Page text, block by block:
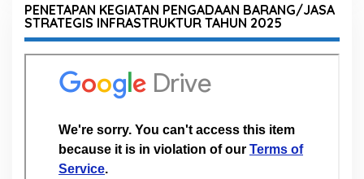
PENETAPAN KEGIATAN PENGADAAN BARANG/JASA
STRATEGIS INFRASTRUKTUR TAHUN 2025